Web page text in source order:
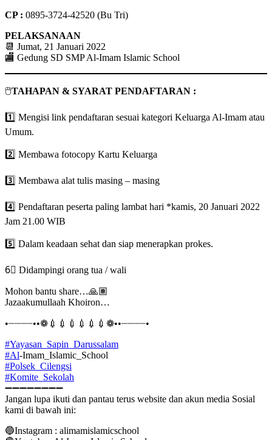
CP : 0895-3724-42520 (Bu Tri)
PELAKSANAAN
📆 Jumat, 21 Januari 2022
🏬 Gedung SD SMP Al-Imam Islamic School
🖱️TAHAPAN & SYARAT PENDAFTARAN :
1️⃣ Mengisi link pendaftaran sesuai kategori Keluarga Al-Imam atau
Umum.
2️⃣ Membawa fotocopy Kartu Keluarga
3️⃣ Membawa alat tulis masing – masing
4️⃣ Pendaftaran peserta paling lambat hari *kamis, 20 Januari 2022
Jam 21.00 WIB
5️⃣ Dalam keadaan sehat dan siap menerapkan prokes.
6⃣ Didampingi orang tua / wali
Mohon bantu share…🙏🏽
Jazaakumullaah Khoiron…
•┈┈┈┈••❁💉💉💉💉💉💉❁••┈┈┈┈•
#Yayasan_Sapin_Darussalam
#Al-Imam_Islamic_School
#Polsek_Cilengsi
#Komite_Sekolah
➖➖➖➖➖➖➖➖
Jangan lupa ikuti dan pantau terus website dan akun media Sosial
kami di bawah ini:
🔵Instagram : alimamislamicschool